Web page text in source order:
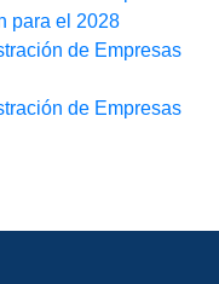
para el 2028
de Empresas
de Empresas